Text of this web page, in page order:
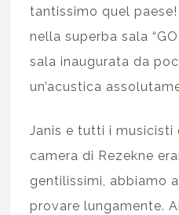
tantissimo quel
nella superba sala
sala inaugurata da
un’acustica
Janis e tutti i musicisti
camera di Rezekne
gentilissimi, abbiamo
provare lungamente.